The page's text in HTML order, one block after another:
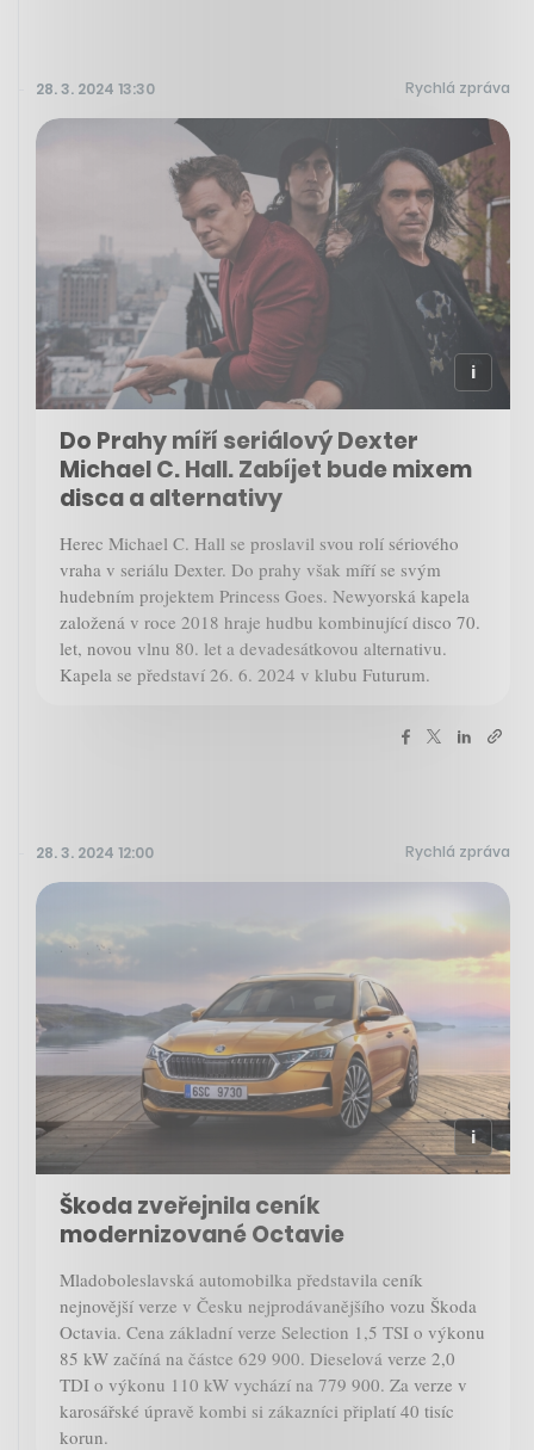
28. 3. 2024 13:30 Rychlá zpráva
Do Prahy míří seriálový Dexter
Michael C. Hall. Zabíjet bude mixem
disca a alternativy
Herec Michael C. Hall se proslavil svou rolí sériového
vraha v seriálu Dexter. Do prahy však míří se svým
hudebním projektem Princess Goes. Newyorská kapela
založená v roce 2018 hraje hudbu kombinující disco 70.
let, novou vlnu 80. let a devadesátkovou alternativu.
Kapela se představí 26. 6. 2024 v klubu Futurum.
28. 3. 2024 12:00 Rychlá zpráva
Škoda zveřejnila ceník
modernizované Octavie
Mladoboleslavská automobilka představila ceník
nejnovější verze v Česku nejprodávanějšího vozu Škoda
Octavia. Cena základní verze Selection 1,5 TSI o výkonu
85 kW začíná na částce 629 900. Dieselová verze 2,0
TDI o výkonu 110 kW vychází na 779 900. Za verze v
karosářské úpravě kombi si zákazníci připlatí 40 tisíc
korun.